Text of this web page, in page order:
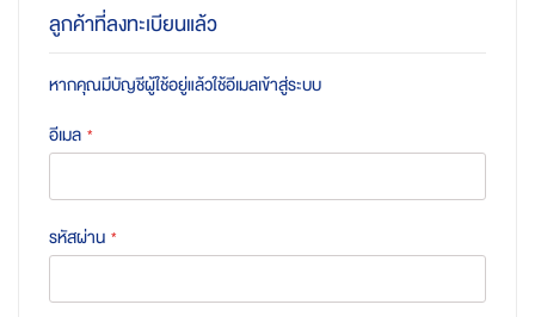
ลูกค้าที่ลงทะเบียนแล้ว
หากคุณมีบัญชีผู้ใช้อยู่แล้วใช้อีเมลเข้าสู่ระบบ
อีเมล
รหัสผ่าน